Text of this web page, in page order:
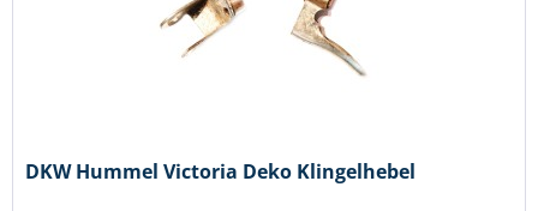
DKW Hummel Victoria Deko Klingelhebel